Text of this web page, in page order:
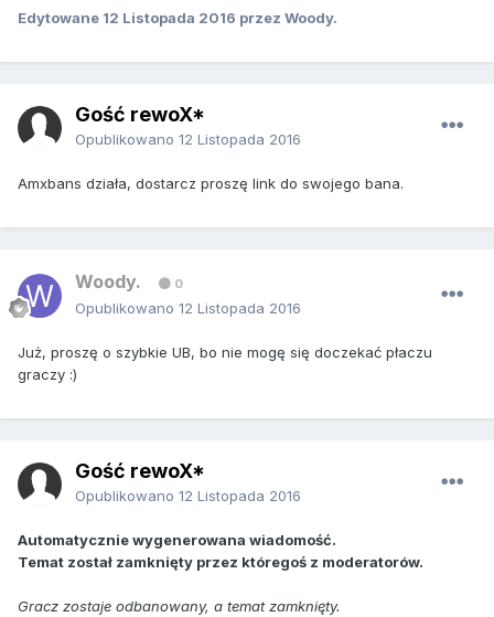
Edytowane 12 Listopada 2016 przez Woody.
Gość rewoX*
Opublikowano 12 Listopada 2016
Amxbans działa, dostarcz proszę link do swojego bana.
Woody. 0
Opublikowano 12 Listopada 2016
Już, proszę o szybkie UB, bo nie mogę się doczekać płaczu
graczy :)
Gość rewoX*
Opublikowano 12 Listopada 2016
Automatycznie wygenerowana wiadomość.
Temat został zamknięty przez któregoś z moderatorów.
Gracz zostaje odbanowany, a temat zamknięty.